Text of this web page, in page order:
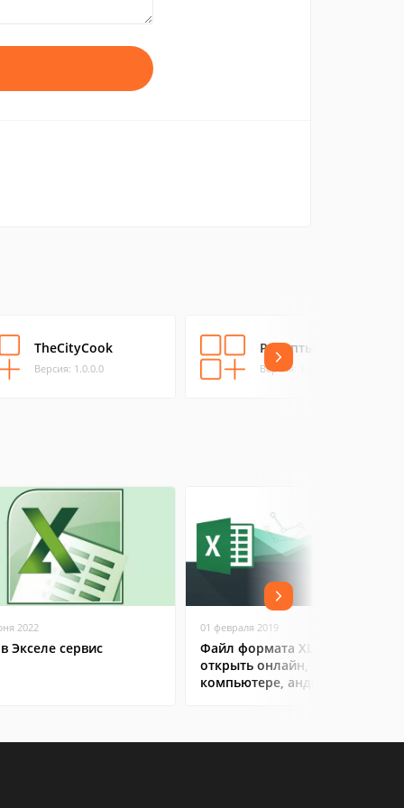
TheCityCook
Версия: 1.0.0.0
Рецепты пиццы
Версия: 1.0.0.5
2022
Экселе сервис
01 февраля 2019
Файл формата XLS: чем
открыть онлайн, на
компьютере, андроиде